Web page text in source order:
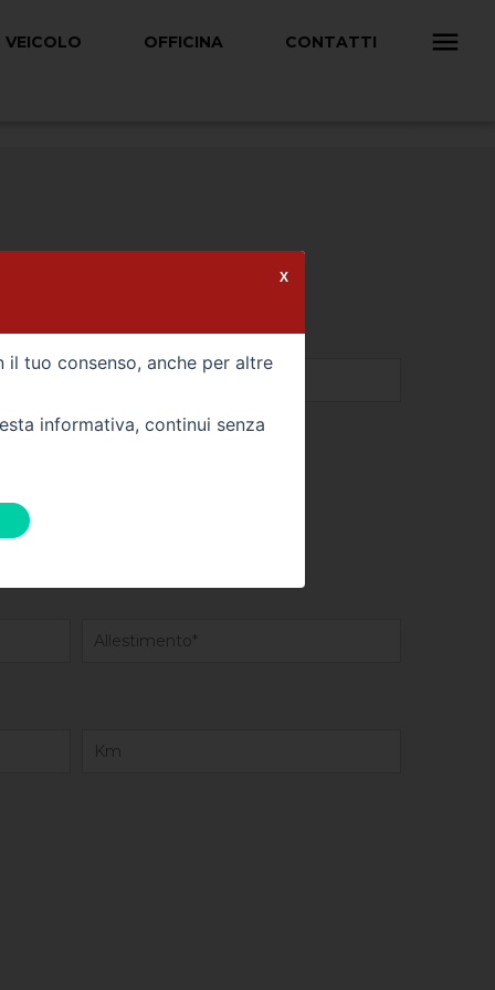
OFFICINA CONTATTI
tuo consenso, anche per altre
informativa, continui senza
X